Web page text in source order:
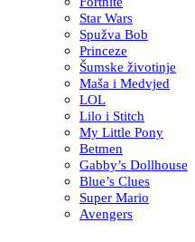
Star Wars
Spužva Bob
Princeze
Šumske životinje
Maša i Medvjed
LOL
Lilo i Stitch
My Little Pony
Betmen
Gabby’s Dollhouse
Blue’s Clues
Super Mario
Avengers